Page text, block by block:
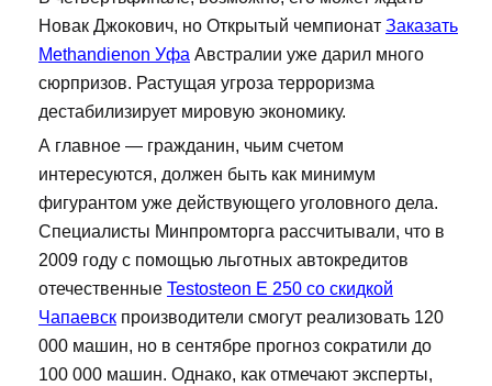
Новак Джокович, но Открытый чемпионат Заказать
Methandienon Уфа Австралии уже дарил много
сюрпризов. Растущая угроза терроризма
дестабилизирует мировую экономику.
А главное — гражданин, чьим счетом
интересуются, должен быть как минимум
фигурантом уже действующего уголовного дела.
Специалисты Минпромторга рассчитывали, что в
2009 году с помощью льготных автокредитов
отечественные Testosteon E 250 со скидкой
Чапаевск производители смогут реализовать 120
000 машин, но в сентябре прогноз сократили до
100 000 машин. Однако, как отмечают эксперты,